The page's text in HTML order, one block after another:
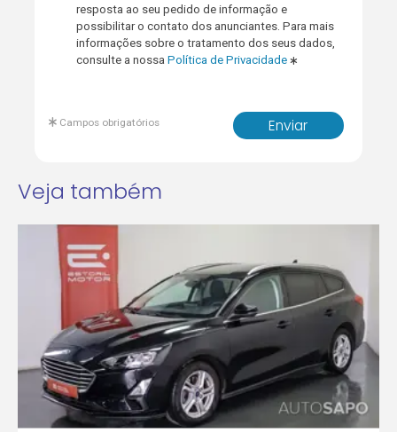
resposta ao seu pedido de informação e
possibilitar o contato dos anunciantes. Para mais
informações sobre o tratamento dos seus dados,
consulte a nossaPolítica de Privacidade
Enviar
Campos obrigatórios
Veja também